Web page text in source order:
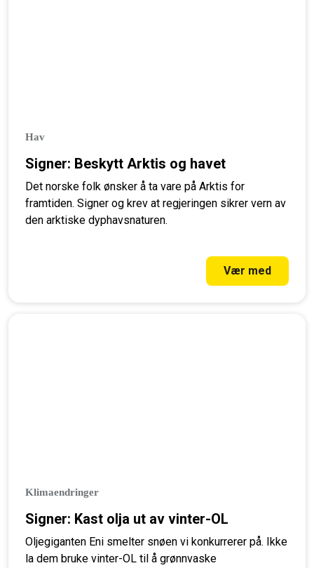
Hav
Signer: Beskytt Arktis og havet
Det norske folk ønsker å ta vare på Arktis for
framtiden. Signer og krev at regjeringen sikrer vern av
den arktiske dyphavsnaturen.
Vær med
Klimaendringer
Signer: Kast olja ut av vinter-OL
Oljegiganten Eni smelter snøen vi konkurrerer på. Ikke
la dem bruke vinter-OL til å grønnvaske